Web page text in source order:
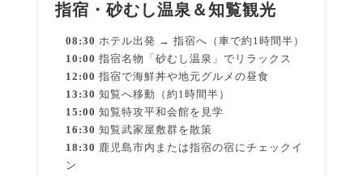
指宿・砂むし温泉＆知覧観光
08:30 ホテル出発 → 指宿へ（車で約1時間半）
10:00 指宿名物「砂むし温泉」でリラックス
12:00 指宿で海鮮丼や地元グルメの昼食
13:30 知覧へ移動（約1時間半）
15:00 知覧特攻平和会館を見学
16:30 知覧武家屋敷群を散策
18:30 鹿児島市内または指宿の宿にチェックイ
ン